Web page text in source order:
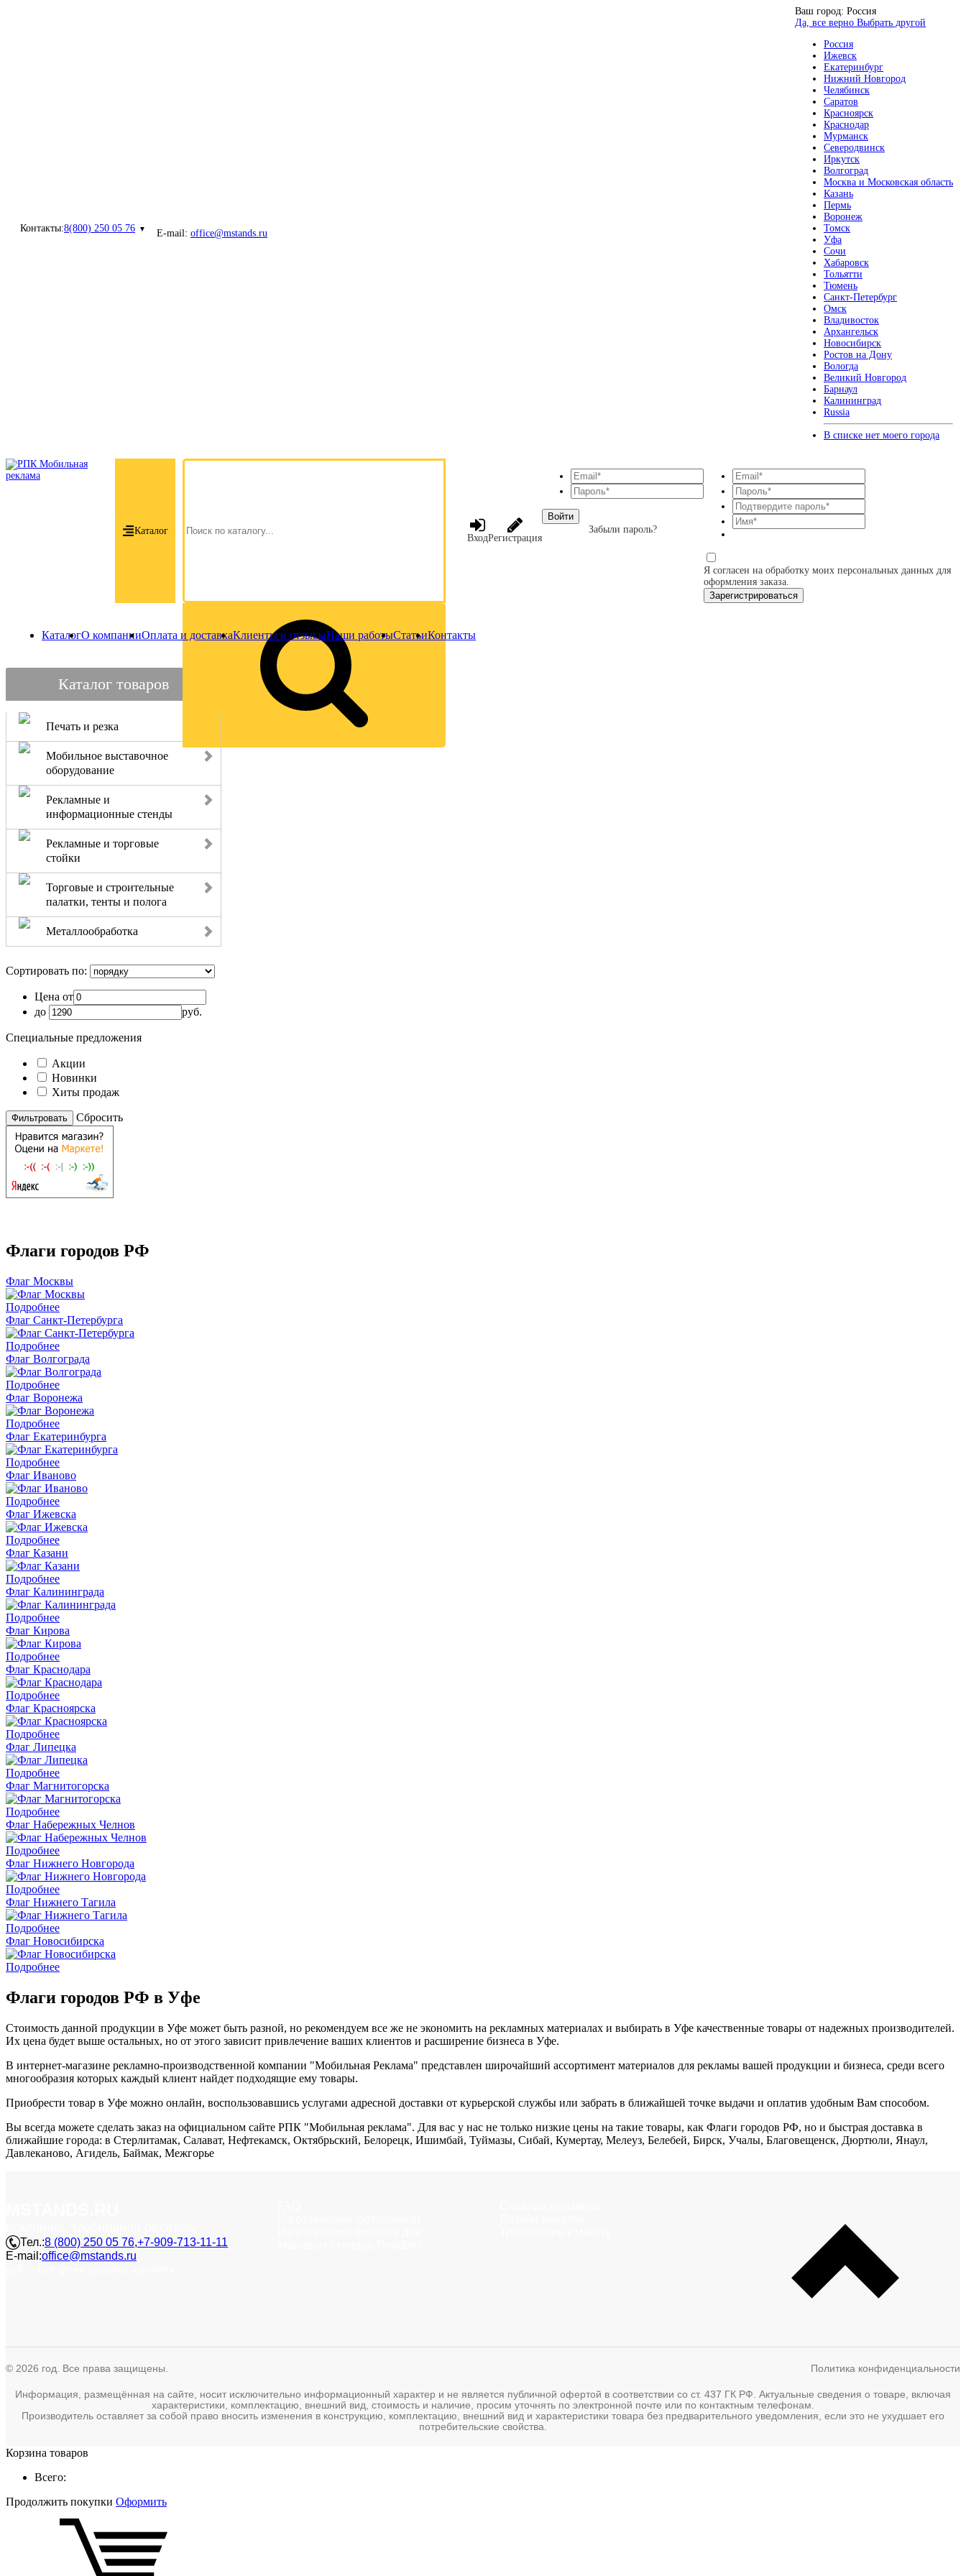
Контакты:8(800) 250 05 76 E-mail: office@mstands.ru
Ваш город: Россия
Да, все верно Выбрать другой
Россия
Ижевск
Екатеринбург
Нижний Новгород
Челябинск
Саратов
Красноярск
Краснодар
Мурманск
Северодвинск
Иркутск
Волгоград
Москва и Московская область
Казань
Пермь
Воронеж
Томск
Уфа
Сочи
Хабаровск
Тольятти
Тюмень
Санкт-Петербург
Омск
Владивосток
Архангельск
Новосибирск
Ростов на Дону
Вологда
Великий Новгород
Барнаул
Калининград
Russia
В списке нет моего города
Каталог
ВходРегистрация
Войти
Забыли пароль?
Я согласен на обработку моих персональных данных для
оформления заказа.
Зарегистрироваться
КаталогО компанииОплата и доставкаКлиенты и отзывыНаши работыСтатьиКонтакты
Каталог товаров
Печать и резка
Мобильное выставочное
оборудование
Рекламные и
информационные стенды
Рекламные и торговые
стойки
Торговые и строительные
палатки, тенты и полога
Металлообработка
Сортировать по:
Цена от
до
руб.
Специальные предложения
Акции
Новинки
Хиты продаж
Cбросить
Флаги городов РФ
Флаг Москвы
Подробнее
Флаг Санкт-Петербурга
Подробнее
Флаг Волгограда
Подробнее
Флаг Воронежа
Подробнее
Флаг Екатеринбурга
Подробнее
Флаг Иваново
Подробнее
Флаг Ижевска
Подробнее
Флаг Казани
Подробнее
Флаг Калининграда
Подробнее
Флаг Кирова
Подробнее
Флаг Краснодара
Подробнее
Флаг Красноярска
Подробнее
Флаг Липецка
Подробнее
Флаг Магнитогорска
Подробнее
Флаг Набережных Челнов
Подробнее
Флаг Нижнего Новгорода
Подробнее
Флаг Нижнего Тагила
Подробнее
Флаг Новосибирска
Подробнее
Флаги городов РФ в Уфе
Стоимость данной продукции в Уфе может быть разной, но рекомендуем все же не экономить на рекламных материалах и выбирать в Уфе качественные товары от надежных производителей.
Их цена будет выше остальных, но от этого зависит привлечение ваших клиентов и расширение бизнеса в Уфе.
В интернет-магазине рекламно-производственной компании "Мобильная Реклама" представлен широчайший ассортимент материалов для рекламы вашей продукции и бизнеса, среди всего
многообразия которых каждый клиент найдет подходящие ему товары.
Приобрести товар в Уфе можно онлайн, воспользовавшись услугами адресной доставки от курьерской службы или забрать в ближайшей точке выдачи и оплатив удобным Вам способом.
Вы всегда можете сделать заказ на официальном сайте РПК "Мобильная реклама". Для вас у нас не только низкие цены на такие товары, как Флаги городов РФ, но и быстрая доставка в
ближайшие города: в Стерлитамак, Салават, Нефтекамск, Октябрьский, Белорецк, Ишимбай, Туймазы, Сибай, Кумертау, Мелеуз, Белебей, Бирск, Учалы, Благовещенск, Дюртюли, Янаул,
Давлеканово, Агидель, Баймак, Межгорье
Тел.:8 (800) 250 05 76,+7-909-713-11-11
E-mail:office@mstands.ru
© 2026 год. Все права защищены. Политика конфиденциальности
Информация, размещённая на сайте, носит исключительно информационный характер и не является публичной офертой в соответствии со ст. 437 ГК РФ. Актуальные сведения о товаре, включая
характеристики, комплектацию, внешний вид, стоимость и наличие, просим уточнять по электронной почте или по контактным телефонам.
Производитель оставляет за собой право вносить изменения в конструкцию, комплектацию, внешний вид и характеристики товара без предварительного уведомления, если это не ухудшает его
потребительские свойства.
Корзина товаров
Всего:
Продолжить покупки Оформить